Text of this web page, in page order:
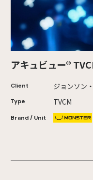
アキュビュー®
Client ジョンソン
Type TVCM
Brand / Unit